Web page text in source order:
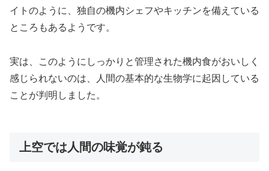
イトのように、独自の機内シェフやキッチンを備えている
ところもあるようです。
実は、このようにしっかりと管理された機内食がおいしく
感じられないのは、人間の基本的な生物学に起因している
ことが判明しました。
上空では人間の味覚が鈍る